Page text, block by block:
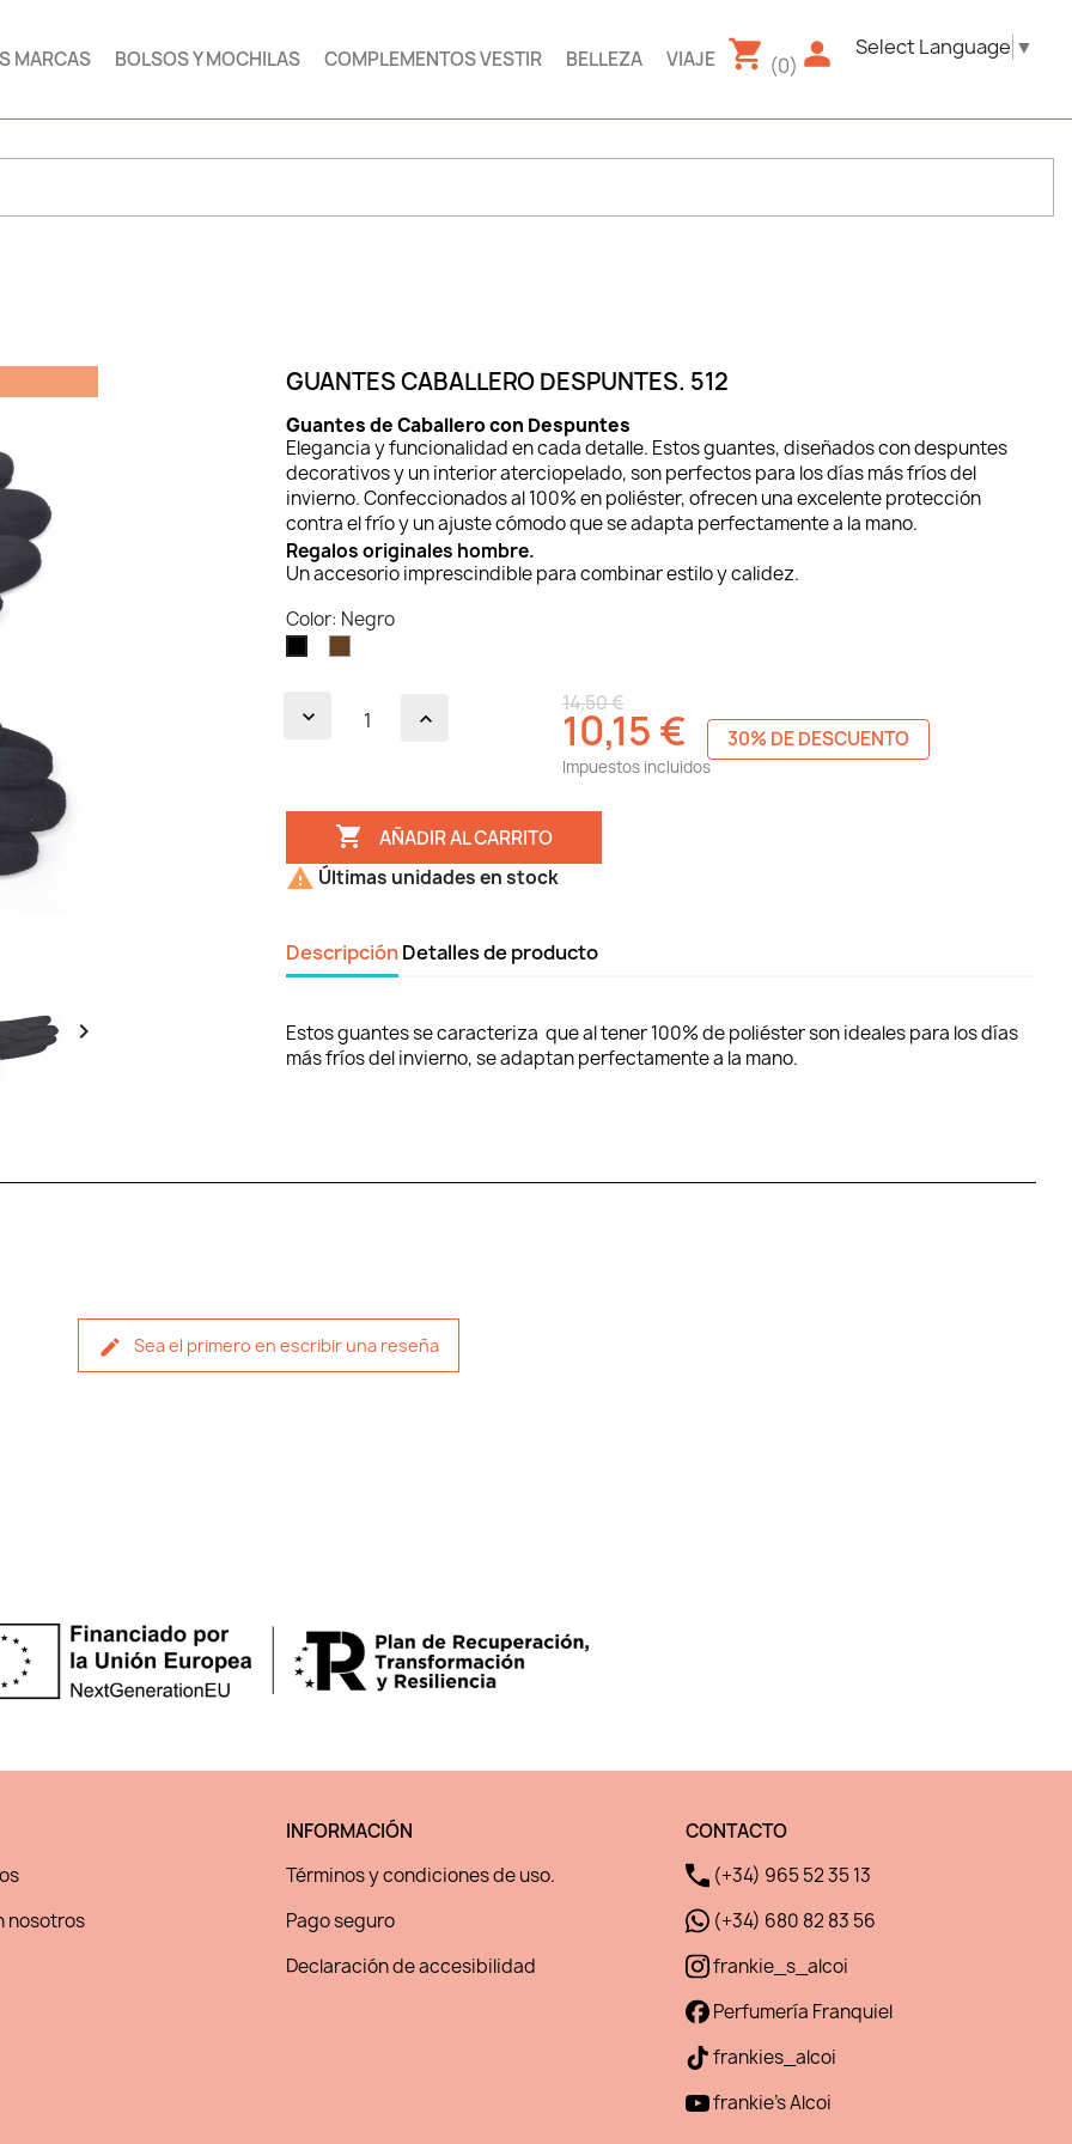
MARCAS BOLSOS Y MOCHILAS COMPLEMENTOS VESTIR BELLEZA VIAJE (0)
Select Language ▼

GUANTES CABALLERO DESPUNTES. 512
Guantes de Caballero con Despuntes
Elegancia y funcionalidad en cada detalle. Estos guantes, diseñados con despuntes
decorativos y un interior aterciopelado, son perfectos para los días más fríos del
invierno. Confeccionados al 100% en poliéster, ofrecen una excelente protección
contra el frío y un ajuste cómodo que se adapta perfectamente a la mano.
Regalos originales hombre.
Un accesorio imprescindible para combinar estilo y calidez.
Color: Negro
NegroMarrón
oscuro
14,50 €
10,15 € 30% DE DESCUENTO
Impuestos incluidos
 AÑADIR AL CARRITO
 Últimas unidades en stock
DescripciónDetalles de producto
Estos guantes se caracteriza que al tener 100% de poliéster son ideales para los días
más fríos del invierno, se adaptan perfectamente a la mano.
Sea el primero en escribir una reseña
nosotros
INFORMACIÓN
Términos y condiciones de uso.
Pago seguro
Declaración de accesibilidad
CONTACTO
(+34) 965 52 35 13
(+34) 680 82 83 56
frankie_s_alcoi
Perfumería Franquiel
frankies_alcoi
frankie's Alcoi